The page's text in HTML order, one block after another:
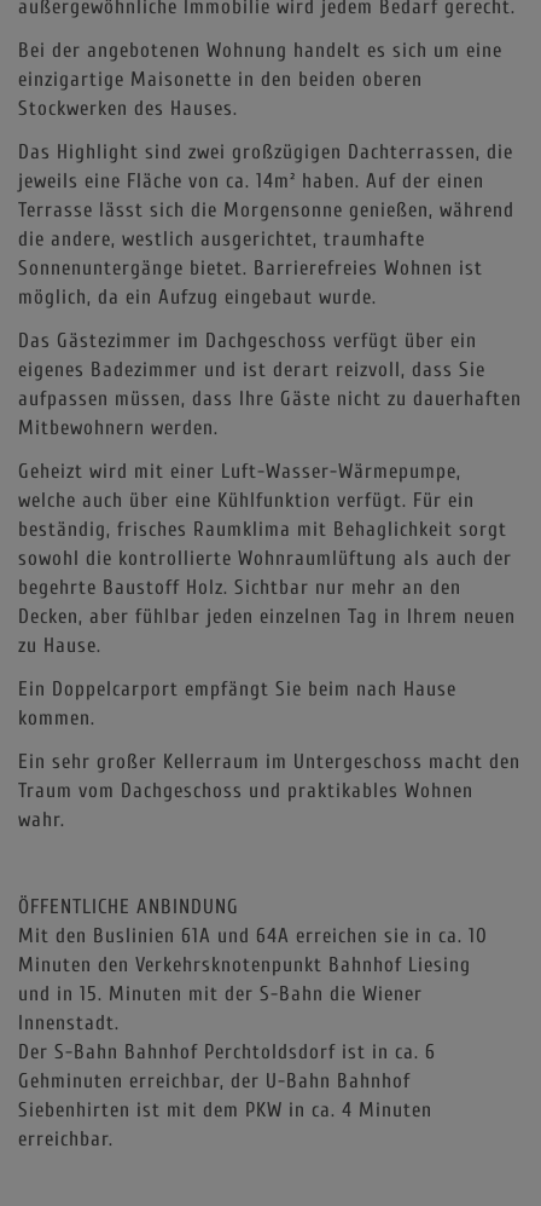
außergewöhnliche Immobilie wird jedem Bedarf gerecht.
Bei der angebotenen Wohnung handelt es sich um eine
einzigartige Maisonette in den beiden oberen
Stockwerken des Hauses.
Das Highlight sind zwei großzügigen Dachterrassen, die
jeweils eine Fläche von ca. 14m² haben. Auf der einen
Terrasse lässt sich die Morgensonne genießen, während
die andere, westlich ausgerichtet, traumhafte
Sonnenuntergänge bietet. Barrierefreies Wohnen ist
möglich, da ein Aufzug eingebaut wurde.
Das Gästezimmer im Dachgeschoss verfügt über ein
eigenes Badezimmer und ist derart reizvoll, dass Sie
aufpassen müssen, dass Ihre Gäste nicht zu dauerhaften
Mitbewohnern werden.
Geheizt wird mit einer Luft-Wasser-Wärmepumpe,
welche auch über eine Kühlfunktion verfügt. Für ein
beständig, frisches Raumklima mit Behaglichkeit sorgt
sowohl die kontrollierte Wohnraumlüftung als auch der
begehrte Baustoff Holz. Sichtbar nur mehr an den
Decken, aber fühlbar jeden einzelnen Tag in Ihrem neuen
zu Hause.
Ein Doppelcarport empfängt Sie beim nach Hause
kommen.
Ein sehr großer Kellerraum im Untergeschoss macht den
Traum vom Dachgeschoss und praktikables Wohnen
wahr.
ÖFFENTLICHE ANBINDUNG
Mit den Buslinien 61A und 64A erreichen sie in ca. 10
Minuten den Verkehrsknotenpunkt Bahnhof Liesing
und in 15. Minuten mit der S-Bahn die Wiener
Innenstadt.
Der S-Bahn Bahnhof Perchtoldsdorf ist in ca. 6
Gehminuten erreichbar, der U-Bahn Bahnhof
Siebenhirten ist mit dem PKW in ca. 4 Minuten
erreichbar.